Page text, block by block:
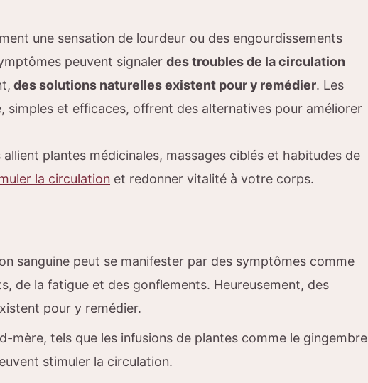
une sensation de lourdeur ou des engourdissements
peuvent signaler des troubles de la circulation
des solutions naturelles existent pour y remédier. Les
simples et efficaces, offrent des alternatives pour améliorer
plantes médicinales, massages ciblés et habitudes de
la circulation et redonner vitalité à votre corps.
sanguine peut se manifester par des symptômes comme
de la fatigue et des gonflements. Heureusement, des
pour y remédier.
mère, tels que les infusions de plantes comme le gingembre
stimuler la circulation.